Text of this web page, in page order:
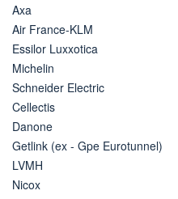
Axa
Air France-KLM
Essilor Luxxotica
Michelin
Schneider Electric
Cellectis
Danone
Getlink (ex - Gpe Eurotunnel)
LVMH
Nicox